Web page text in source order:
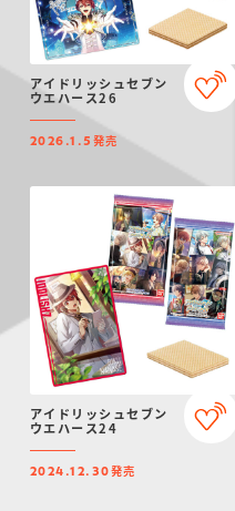
アイドリッシュセブン
ウエハース26
2026.1.5 発売
アイドリッシュセブン
ウエハース24
2024.12.30発売